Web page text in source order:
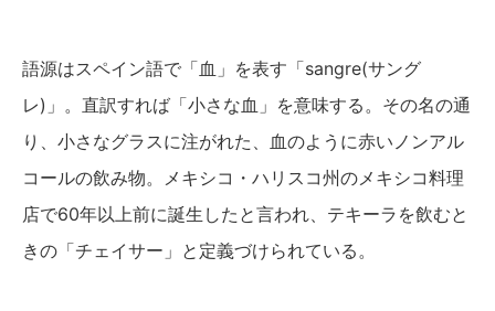
語源はスペイン語で「血」を表す「sangre(サング
レ)」。直訳すれば「小さな血」を意味する。その名の通
り、小さなグラスに注がれた、血のように赤いノンアル
コールの飲み物。メキシコ・ハリスコ州のメキシコ料理
店で60年以上前に誕生したと言われ、テキーラを飲むと
きの「チェイサー」と定義づけられている。